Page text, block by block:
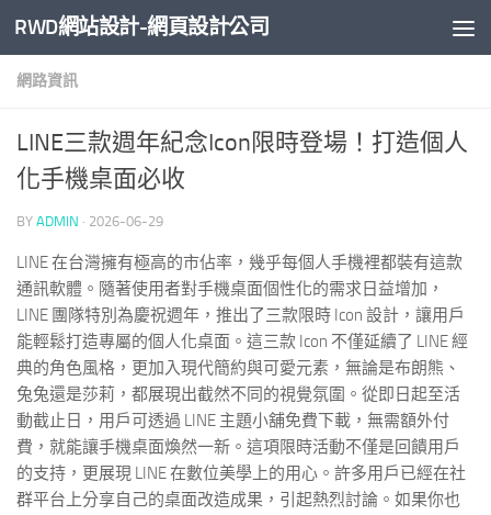
Skip to content
RWD網站設計-網頁設計公司
網路資訊
LINE三款週年紀念Icon限時登場！打造個人
化手機桌面必收
BY ADMIN · 2026-06-29
LINE 在台灣擁有極高的市佔率，幾乎每個人手機裡都裝有這款
通訊軟體。隨著使用者對手機桌面個性化的需求日益增加，
LINE 團隊特別為慶祝週年，推出了三款限時 Icon 設計，讓用戶
能輕鬆打造專屬的個人化桌面。這三款 Icon 不僅延續了 LINE 經
典的角色風格，更加入現代簡約與可愛元素，無論是布朗熊、
兔兔還是莎莉，都展現出截然不同的視覺氛圍。從即日起至活
動截止日，用戶可透過 LINE 主題小舖免費下載，無需額外付
費，就能讓手機桌面煥然一新。這項限時活動不僅是回饋用戶
的支持，更展現 LINE 在數位美學上的用心。許多用戶已經在社
群平台上分享自己的桌面改造成果，引起熱烈討論。如果你也